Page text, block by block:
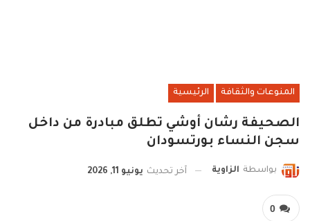
المنوعات والثقافة الرئيسية
الصحيفة رشان أوشي تطلق مبادرة من داخل
سجن النساء بورتسودان
بواسطة الزاوية آخر تحديث يونيو 11, 2026
0